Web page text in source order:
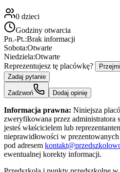
0 dzieci
Godziny otwarcia
Pn.-Pt.:Brak informacji
Sobota:Otwarte
Niedziela:Otwarte
Reprezentujesz tę placówkę?
Zadaj pytanie
Zadzwoń Dodaj opinię
Informacja prawna: Niniejsza
zweryfikowana przez administratora
jesteś właścicielem lub
nieprawidłowości w
pod adresem
ewentualnej korekty informacji.